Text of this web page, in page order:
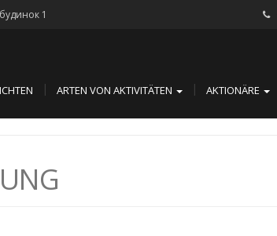
1
ARTEN VON AKTIVITÄTEN AKTIONÄRE